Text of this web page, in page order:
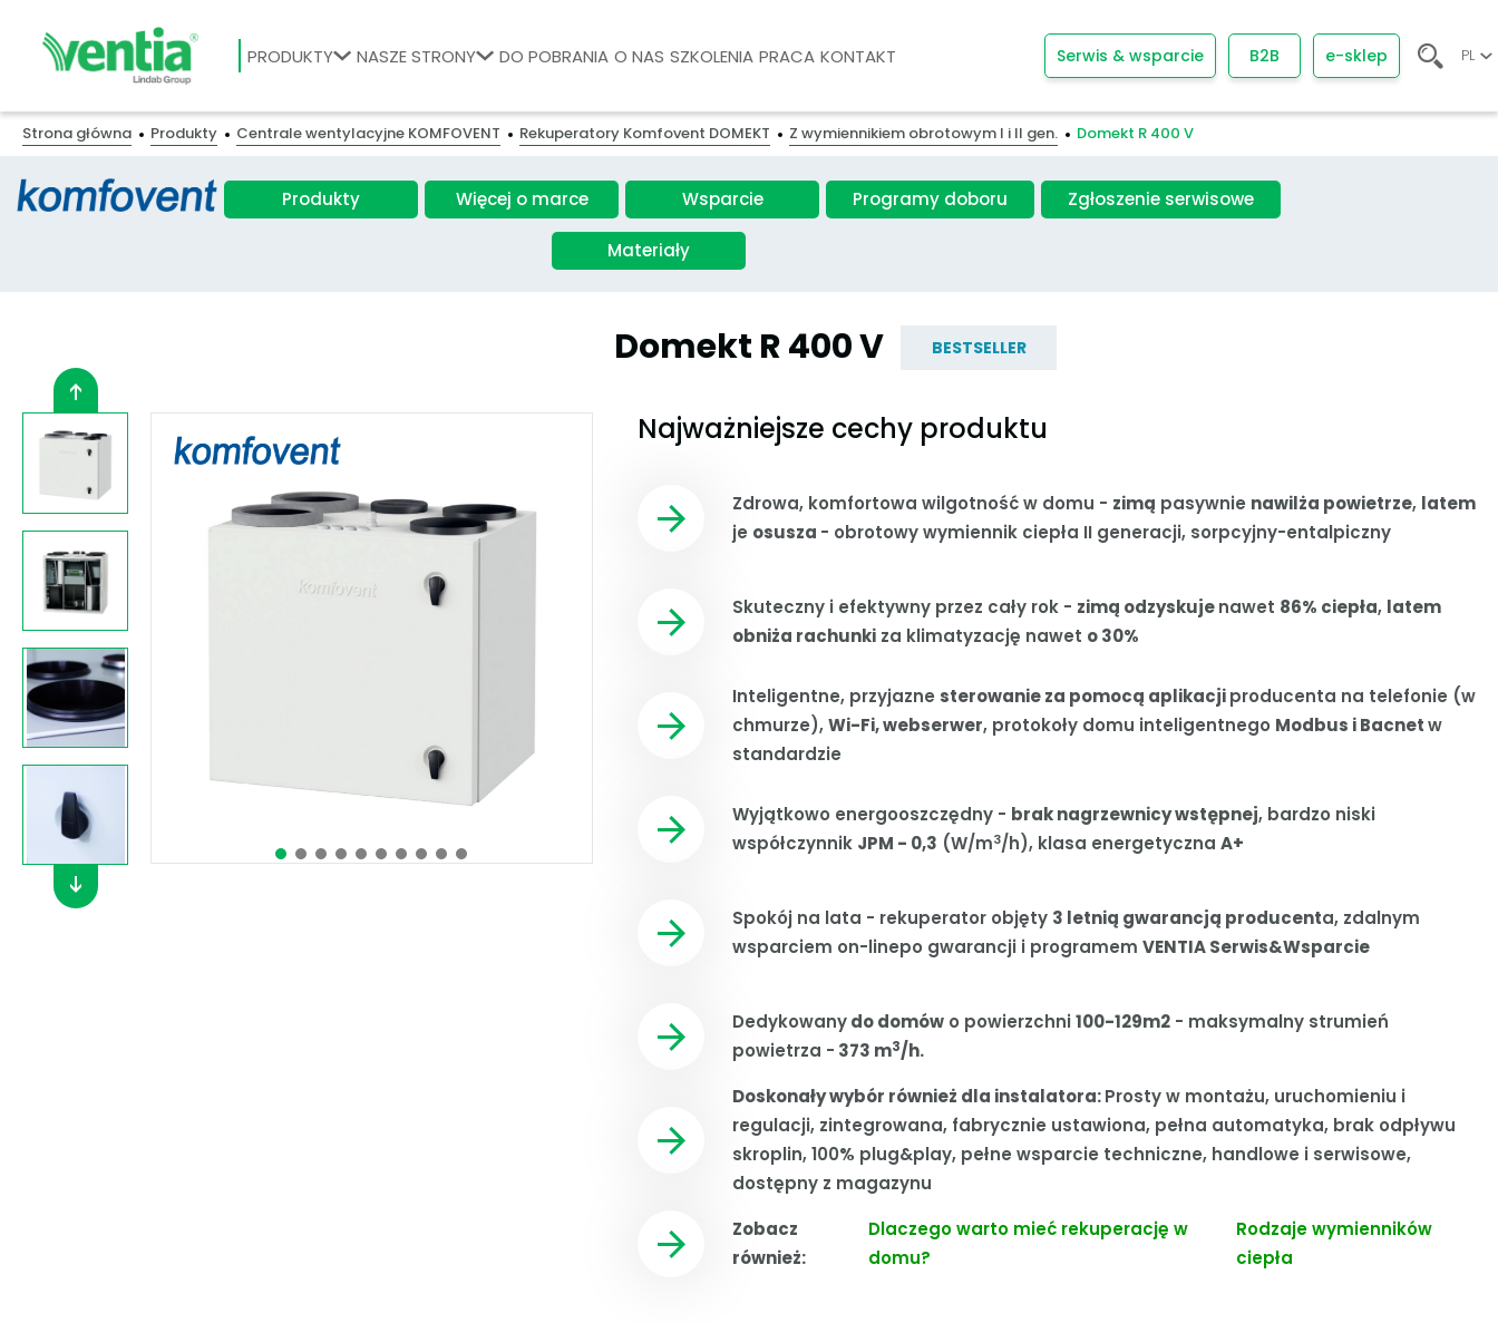
PRODUKTY NASZE STRONY DO POBRANIA O NAS SZKOLENIA PRACA KONTAKT Serwis & wsparcie B2B e-sklep PL
Strona główna Produkty Centrale wentylacyjne KOMFOVENT Rekuperatory Komfovent DOMEKT Z wymiennikiem obrotowym I i II gen. Domekt R 400 V
Produkty Więcej o marce Wsparcie Programy doboru Zgłoszenie serwisowe
Materiały
BESTSELLER
Domekt R 400 V
Najważniejsze cechy produktu
Zdrowa, komfortowa wilgotność w domu - zimą pasywnie nawilża powietrze, latem
je osusza - obrotowy wymiennik ciepła II generacji, sorpcyjny-entalpiczny
Skuteczny i efektywny przez cały rok - zimą odzyskujenawet 86% ciepła, latem
obniża rachunkiza klimatyzację nawet o 30%
Inteligentne, przyjazne sterowanie za pomocą aplikacjiproducenta na telefonie (w
chmurze),Wi-Fi, webserwer, protokoły domu inteligentnego Modbus i Bacnetw
standardzie
Wyjątkowo energooszczędny - brak nagrzewnicy wstępnej, bardzo niski
współczynnik JPM - 0,3 (W/m3/h), klasa energetyczna A+
Spokój na lata - rekuperator objęty 3 letnią gwarancją producenta, zdalnym
wsparciem on-linepo gwarancji i programem VENTIA Serwis&Wsparcie
Dedykowanydo domówo powierzchni100-129m2- maksymalny strumień
powietrza - 373 m3/h.
Doskonały wybór również dla instalatora:Prosty w montażu, uruchomieniu i
regulacji, zintegrowana, fabrycznie ustawiona, pełna automatyka, brak odpływu
skroplin, 100% plug&play, pełne wsparcie techniczne, handlowe i serwisowe,
dostępny z magazynu
Zobacz
również:
Dlaczego warto mieć rekuperację w
domu?
Rodzaje wymienników
ciepła